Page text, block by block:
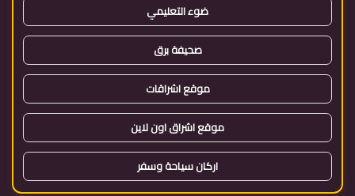
ضوء التعليمي
صحيفة برق
موقع اشراقات
موقع اشراق اون لاين
اركان سياحة وسفر